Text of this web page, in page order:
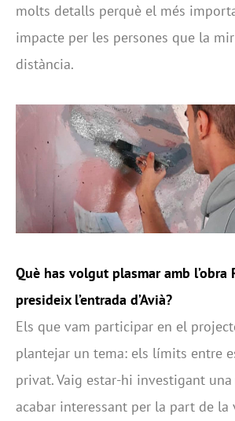
molts detalls perquè el més
impacte per les persones que la
distància.
Què has volgut plasmar amb l’obra
presideix l’entrada d’Avià?
Els que vam participar en el
plantejar un tema: els límits entre
privat. Vaig estar-hi investigant
acabar interessant per la part de